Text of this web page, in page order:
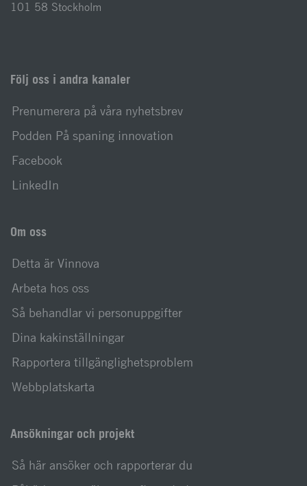
101 58 Stockholm
Följ oss i andra kanaler
Prenumerera på våra nyhetsbrev
Podden På spaning innovation
Facebook
LinkedIn
Om oss
Detta är Vinnova
Arbeta hos oss
Så behandlar vi personuppgifter
Dina kakinställningar
Rapportera tillgänglighetsproblem
Webbplatskarta
Ansökningar och projekt
Så här ansöker och rapporterar du